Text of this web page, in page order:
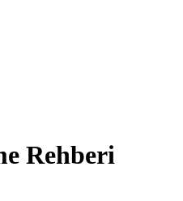
Rehberi